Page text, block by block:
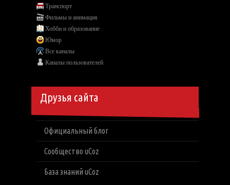
Транспорт
Фильмы и анимация
Хобби и образование
Юмор
Все каналы
Каналы пользователей
Друзья сайта
Официальный блог
Сообщество uCoz
База знаний uCoz